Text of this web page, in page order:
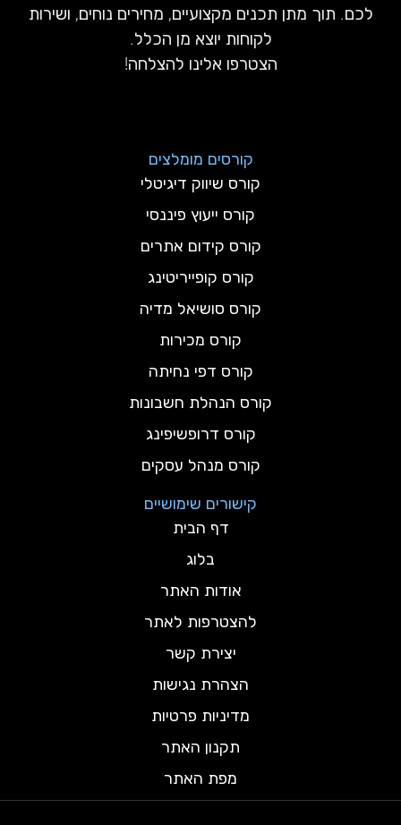
לכם. תוך מתן תכנים מקצועיים, מחירים נוחים, ושירות
לקוחות יוצא מן הכלל.
הצטרפו אלינו להצלחה!
קורסים מומלצים
קורס שיווק דיגיטלי
קורס ייעוץ פיננסי
קורס קידום אתרים
קורס קופייריטינג
קורס סושיאל מדיה
קורס מכירות
קורס דפי נחיתה
קורס הנהלת חשבונות
קורס דרופשיפינג
קורס מנהל עסקים
קישורים שימושיים
דף הבית
בלוג
אודות האתר
להצטרפות לאתר
יצירת קשר
הצהרת נגישות
מדיניות פרטיות
תקנון האתר
מפת האתר